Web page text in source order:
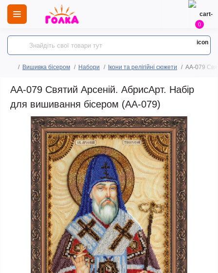
0
Вишивка бісером Набори Ікони та релігійні сюжети AA-079
AA-079 Святий Арсеній. АбрисАрт. Набір
для вишивання бісером (АА-079)